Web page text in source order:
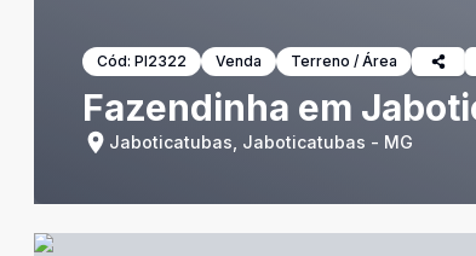
Cód: PI2322 Venda Terreno / Área
Fazendinha em
Jaboticatubas, Jaboticatubas - MG